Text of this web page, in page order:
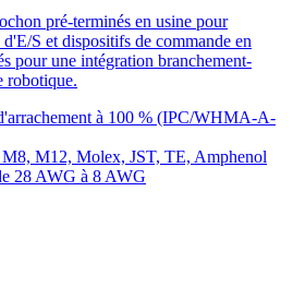
pré-terminés en usine pour
S et dispositifs de commande en
pour une intégration branchement-
robotique.
à 100 % (IPC/WHMA-A-
M8, M12, Molex, JST, TE, Amphenol
28 AWG à 8 AWG